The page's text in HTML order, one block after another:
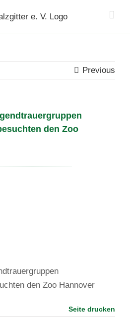
Previous
den Zoo
den Zoo Hannover
Seite drucken